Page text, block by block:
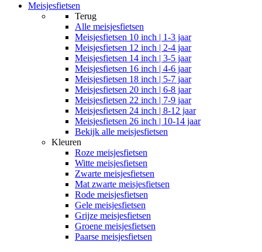
Meisjesfietsen
Terug
Alle meisjesfietsen
Meisjesfietsen 10 inch | 1-3 jaar
Meisjesfietsen 12 inch | 2-4 jaar
Meisjesfietsen 14 inch | 3-5 jaar
Meisjesfietsen 16 inch | 4-6 jaar
Meisjesfietsen 18 inch | 5-7 jaar
Meisjesfietsen 20 inch | 6-8 jaar
Meisjesfietsen 22 inch | 7-9 jaar
Meisjesfietsen 24 inch | 8-12 jaar
Meisjesfietsen 26 inch | 10-14 jaar
Bekijk alle meisjesfietsen
Kleuren
Roze meisjesfietsen
Witte meisjesfietsen
Zwarte meisjesfietsen
Mat zwarte meisjesfietsen
Rode meisjesfietsen
Gele meisjesfietsen
Grijze meisjesfietsen
Groene meisjesfietsen
Paarse meisjesfietsen